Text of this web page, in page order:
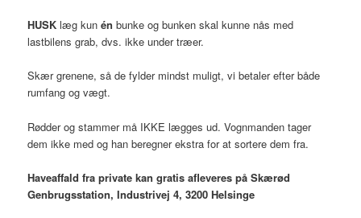
HUSK læg kunénbunke og bunken skal kunne nås med
lastbilens grab, dvs. ikke under træer.
Skær grenene, så de fylder mindst muligt, vi betaler efter både
rumfang og vægt.
Rødder og stammer må IKKE lægges ud. Vognmanden tager
dem ikke med og han beregner ekstra for at sortere dem fra.
Haveaffald fra private kan gratis afleveres på Skærød
Genbrugsstation, Industrivej 4, 3200 Helsinge